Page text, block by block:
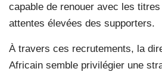
capable de renouer avec les
attentes élevées des supporters.
À travers ces recrutements, la
Africain semble privilégier une